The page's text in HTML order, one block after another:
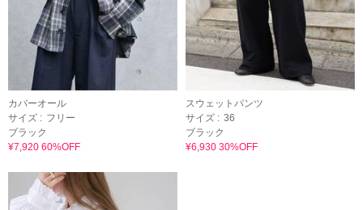
カバーオール
サイズ : フリー
ブラック
¥7,920 60%OFF
スウェットパンツ
サイズ : 36
ブラック
¥6,930 30%OFF